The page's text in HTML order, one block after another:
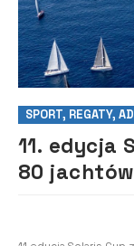
SPORT, REGATY,
11. edycja
80 jachtów